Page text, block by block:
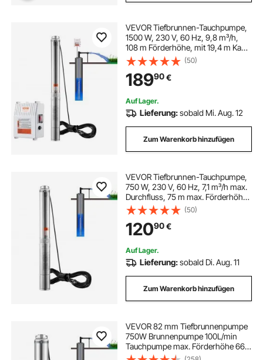
VEVOR Tiefbrunnen-Tauchpumpe,
1500 W, 230 V, 60 Hz, 9,8 m³/h,
108 m Förderhöhe, mit 19,4 m Kabel
und externer Steuerbox, Edelstahl-
Wasserpumpen für Industrie,
Bewässerung und Heimgebrauch,
IP68 wasserdicht
(50)
18990€
Auf Lager.
Lieferung:sobald Mi. Aug. 12
Zum Warenkorb hinzufügen
VEVOR Tiefbrunnen-Tauchpumpe,
750 W, 230 V, 60 Hz, 7,1 m³/h max.
Durchfluss, 75 m max. Förderhöhe,
mit 9,1 m Stromkabel, Edelstahl-
Wasserpumpe für Industrie,
Bewässerung und Heimgebrauch,
IP68-Wasserschutzklasse
(50)
12090€
Auf Lager.
Lieferung:sobald Di. Aug. 11
Zum Warenkorb hinzufügen
VEVOR 82 mm Tiefbrunnenpumpe
750W Brunnenpumpe 100L/min
Tauchpumpe max. Förderhöhe 66m
Rohrpumpe 230V 50Hz